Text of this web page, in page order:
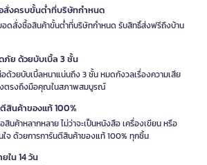
สั่งครบขั้นต่ำที่บริษัทกำหนด
ดสั่งซื้อสินค้าขั้นต่ำที่บริษัทกำหนด รับสิทธิ์ส่งฟรีถึงบ้าน
ภัย ด้วยบับเบิ้ล 3 ชั้น
ด้วยบับเบิ้ลหนาแน่นถึง 3 ชั้น หมดกังวลเรื่องความเสีย
งตรงถึงมือคุณในสภาพสมบูรณ์
สินค้าของแท้ 100%
นค้าหลากหลาย ไม่ว่าจะเป็นหนังสือ เครื่องเขียน หรือ
จ ด้วยการการันตีสินค้าของแท้ 100% ทุกชิ้น
ใน 14 วัน